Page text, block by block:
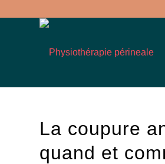
La coupure
quand et